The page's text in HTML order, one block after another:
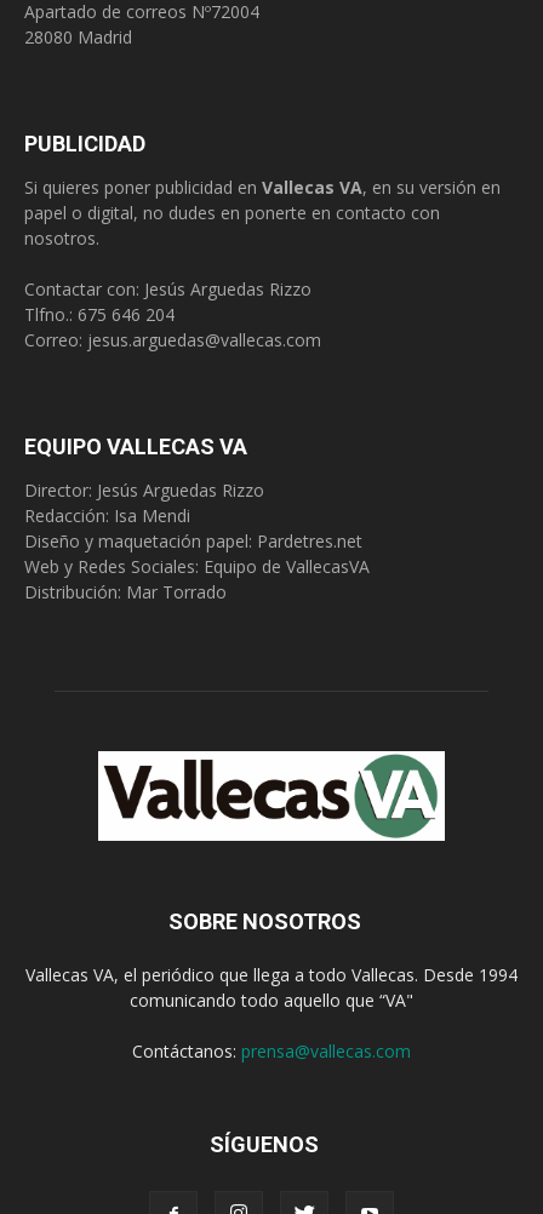
Apartado de correos Nº72004
28080 Madrid
PUBLICIDAD
Si quieres poner publicidad en Vallecas VA, en su versión en
papel o digital, no dudes en ponerte en contacto con
nosotros.
Contactar con: Jesús Arguedas Rizzo
Tlfno.: 675 646 204
Correo: jesus.arguedas@vallecas.com
EQUIPO VALLECAS VA
Director: Jesús Arguedas Rizzo
Redacción: Isa Mendi
Diseño y maquetación papel: Pardetres.net
Web y Redes Sociales: Equipo de VallecasVA
Distribución: Mar Torrado
SOBRE NOSOTROS
Vallecas VA, el periódico que llega a todo Vallecas. Desde 1994
comunicando todo aquello que “VA"
Contáctanos: prensa@vallecas.com
SÍGUENOS